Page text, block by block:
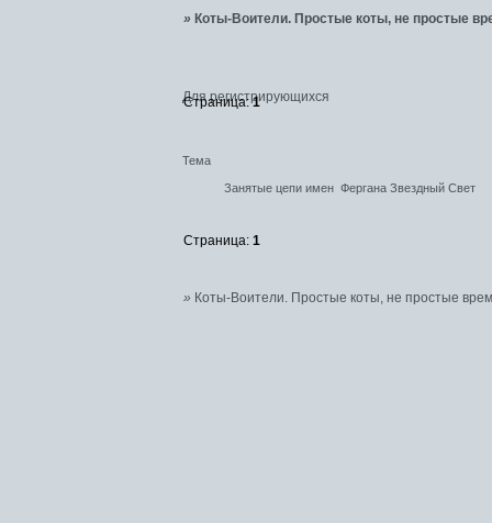
» Коты-Воители. Простые коты, не простые
Для регистрирующихся
Страница:1
Тема
Занятые цепи имен Фергана Звездный Свет
Страница:1
» Коты-Воители. Простые коты, не простые